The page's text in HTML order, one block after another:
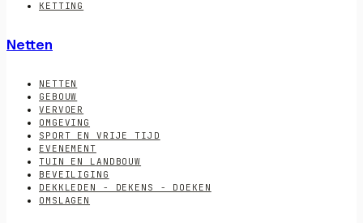
KETTING
Netten
NETTEN
GEBOUW
VERVOER
OMGEVING
SPORT EN VRIJE TIJD
EVENEMENT
TUIN EN LANDBOUW
BEVEILIGING
DEKKLEDEN - DEKENS - DOEKEN
OMSLAGEN